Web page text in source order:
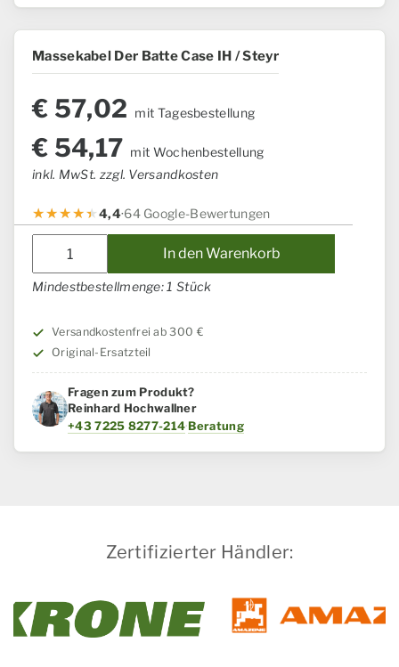
Massekabel Der Batte Case IH / Steyr
€ 57,02 mit Tagesbestellung
€ 54,17 mit Wochenbestellung
inkl. MwSt. zzgl. Versandkosten
4,4·64 Google-Bewertungen
Batte
/
Steyr
In den Warenkorb
Mindestbestellmenge: 1 Stück
Versandkostenfrei ab 300 €
Original-Ersatzteil
Fragen zum Produkt?
Reinhard Hochwallner
+43 7225 8277-214·Beratung
Zertifizierter Händler: